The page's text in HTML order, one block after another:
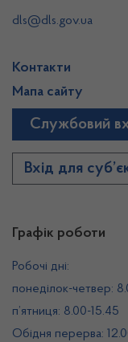
Графік роботи
Робочі дні:
понеділок-четвер:
п’ятниця: 8.00-15.45
Обідня перерва:
dls@dls.gov.ua
Контакти
Мапа сайту
Службовий
Вхід для